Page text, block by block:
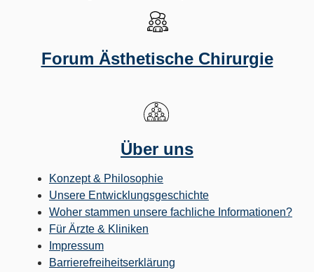
Forum Ästhetische Chirurgie
Über uns
Konzept & Philosophie
Unsere Entwicklungsgeschichte
Woher stammen unsere fachliche Informationen?
Für Ärzte & Kliniken
Impressum
Barrierefreiheitserklärung